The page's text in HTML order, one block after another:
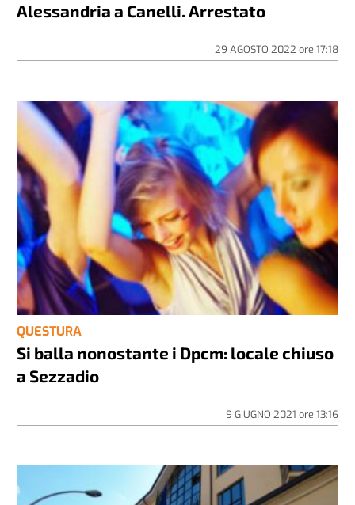
Alessandria a Canelli. Arrestato
29 AGOSTO 2022 ore 17:18
QUESTURA
Si balla nonostante i Dpcm: locale chiuso
a Sezzadio
9 GIUGNO 2021 ore 13:16